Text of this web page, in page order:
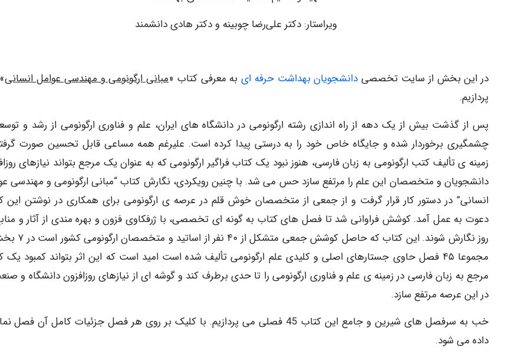
ویراستار: دکتر علی‌رضا چوبینه و دکتر هادی دانشمند
در این بخش از سایت تخصصی دانشجویان بهداشت حرفه ایبه معرفی کتاب «مبانی ارگونومی و مهندسی عوامل انسانی
پردازیم.
پس از گذشت بیش از یک دهه از راه اندازی رشته ارگونومی در دانشگاه های ایران، علم و فناوری ارگونومی از رشد و
چشمگیری برخوردار شده و جایگاه خاص خود را به درستی پیدا کرده است. علیرغم همه مساعی قابل تحسین صورت
زمینه ی تألیف کتب ارگونومی به زبان فارسی، هنوز نبود یک کتاب فراگیر ارگونومی که به عنوان یک مرجع بتواند نیازهای
دانشجویان و متخصصان این علم را مرتفع سازد حس می شد. با چنین رویکردی، نگارش کتاب “مبانی ارگونومی و مهندسی
انسانی” در دستور کار قرار گرفت و از جمعی از متخصصان خوش قلم در عرصه ی ارگونومی برای همکاری در نوشتن این
دعوت به عمل آمد. کوشش فراوانی شد تا فصل های کتاب به گونه ای تخصصی، با ژرفکاوی فزون و بهره مندی از آثار و
روز نگارش شوند. این کتاب که حاصل کوشش
مجموعا ۴۵ فصل حاوی جستارهای اصلی و کلیدی علم ارگونومی تألیف شده است امید است که این اثر بتواند کمبود یک
مرجع به زبان فارسی در زمینه ی علم و فناوری ارگونومی را تا حدی برطرف کند و گوشه ای از نیازهای روزافزون دانشگاه و
در این عرصه مرتفع سازد.
خب به سرفصل های شیرین و جامع این کتاب 45 فصلی می پردازیم. با کلیک بر روی هر فصل جزئیات کامل آن
داده می شود.